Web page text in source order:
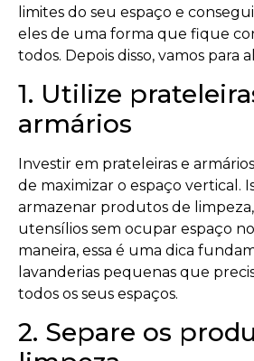
limites do seu espaço e
eles de uma forma que fique
todos. Depois disso, vamos para
1. Utilize
armários
Investir em prateleiras e
de maximizar o espaço vertical.
armazenar produtos de
utensílios sem ocupar espaço no
maneira, essa é uma dica
lavanderias pequenas que
todos os seus espaços.
2. Separe os